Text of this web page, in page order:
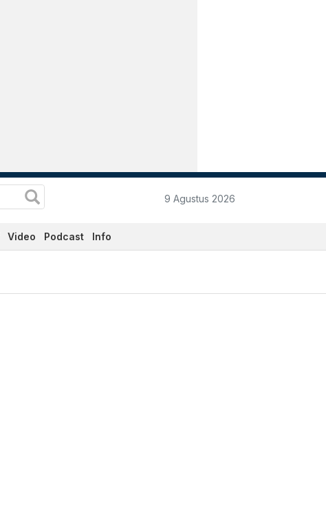
9 Agustus 2026
Video Podcast Info